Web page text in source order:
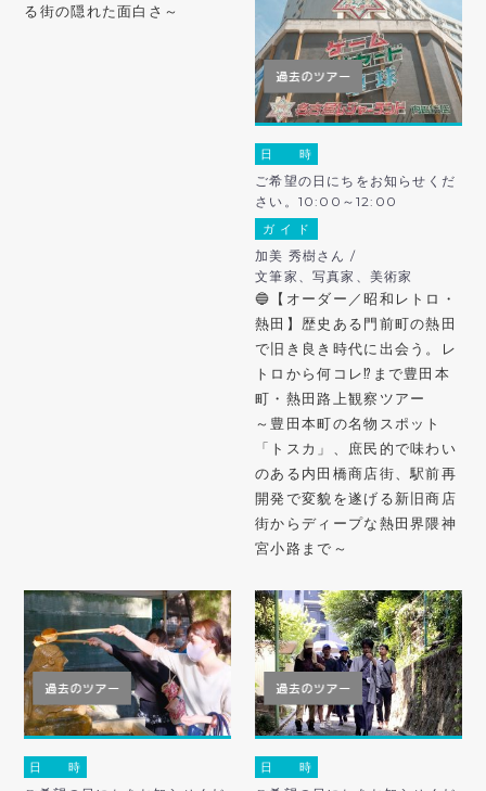
る街の隠れた面白さ～
日 時
ご希望の日にちをお知らせくだ
さい。10:00～12:00
ガ イ ド
加美 秀樹さん /
文筆家、写真家、美術家
🔵【オーダー／昭和レトロ・
熱田】歴史ある門前町の熱田
で旧き良き時代に出会う。レ
トロから何コレ⁉︎まで豊田本
町・熱田路上観察ツアー
～豊田本町の名物スポット
「トスカ」、庶民的で味わい
のある内田橋商店街、駅前再
開発で変貌を遂げる新旧商店
街からディープな熱田界隈神
宮小路まで～
日 時 日 時